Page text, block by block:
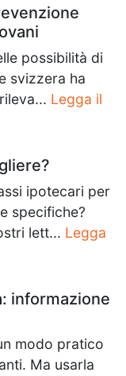
possibilità di
svizzera ha
Legga il
ipotecari per
specifiche?
lett... Legga
informazione
modo pratico
Ma usarla